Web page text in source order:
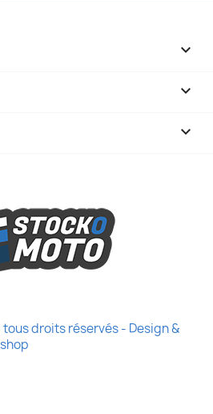


keyboard_arrow_down
droits réservés - Design &